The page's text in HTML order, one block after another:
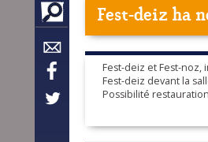
Fest-deiz ha
Fest-deiz et Fest-noz,
Fest-deiz devant la
Possibilité restauration